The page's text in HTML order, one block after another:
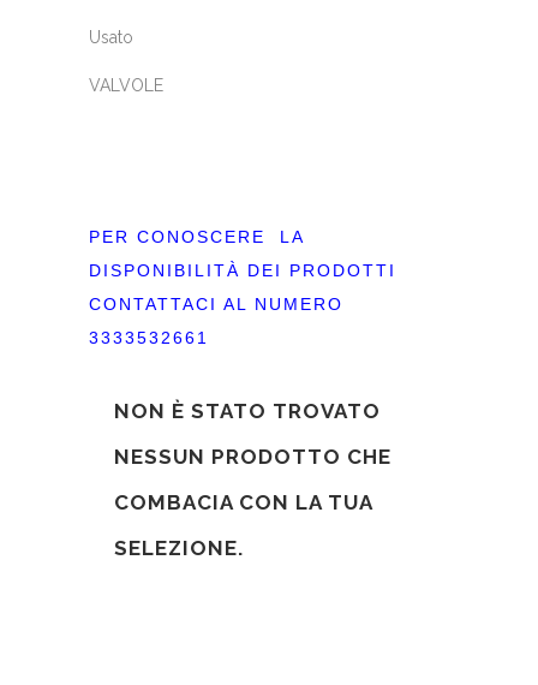
Usato
VALVOLE
PER CONOSCERE LA
DISPONIBILITÀ DEI PRODOTTI
CONTATTACI AL NUMERO
3333532661
NON È STATO TROVATO
NESSUN PRODOTTO CHE
COMBACIA CON LA TUA
SELEZIONE.